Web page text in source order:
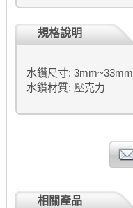
規格說明
水鑽尺寸: 3mm~33mm
水鑽材質: 壓克力
相關產品